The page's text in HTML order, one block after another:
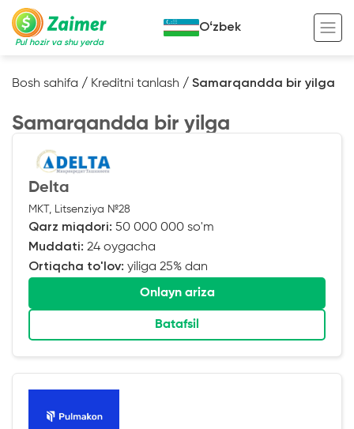
Pul hozir va shu yerda
Ko’chmas mulk garov evaziga kredit
Maxsus texnika garov evaziga kredit
Kredit onlayn
Tadbirkorlar uchun onlayn kredit
O‘zini o‘zi band qilganlar uchun onlayn
kredit
Foydali
Kreditingizning hayotiy tsikli
Kalkulyator
Oʻzbek
Bosh sahifa / Kreditni tanlash / Samarqandda bir yilga
Samarqandda bir yilga
Delta
MKT, Litsenziya №28
Qarz miqdori: 50 000 000 so'm
Muddati: 24 oygacha
Ortiqcha to'lov: yiliga 25% dan
Onlayn ariza
Batafsil